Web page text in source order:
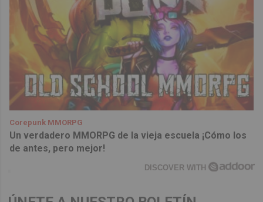
Corepunk MMORPG
Un verdadero MMORPG de la vieja escuela ¡Cómo los
de antes, pero mejor!
DISCOVER WITH